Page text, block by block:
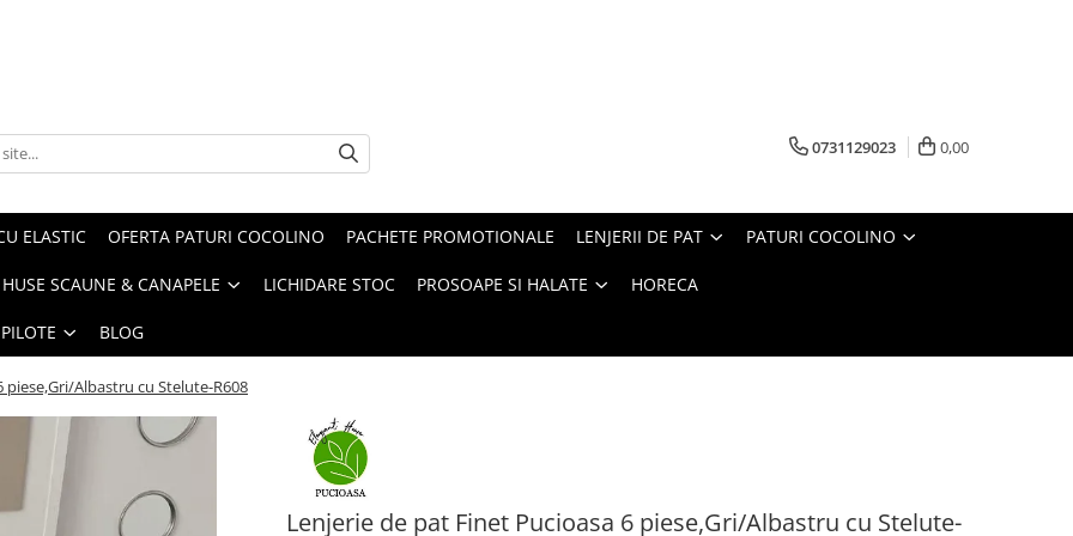
0731129023 0,00
ELASTIC OFERTA PATURI COCOLINO PACHETE PROMOTIONALE LENJERII DE PAT PATURI COCOLINO
HUSE SCAUNE & CANAPELE LICHIDARE STOC PROSOAPE SI HALATE HORECA
BLOG
Albastru cu Stelute-R608
Lenjerie de pat Finet Pucioasa 6 piese,Gri/Albastru cu Stelute-